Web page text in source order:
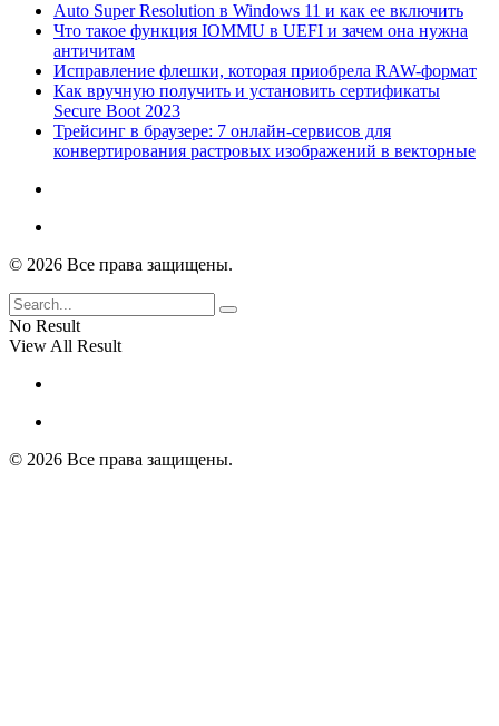
Auto Super Resolution в Windows 11 и как ее включить
Что такое функция IOMMU в UEFI и зачем она нужна
античитам
Исправление флешки, которая приобрела RAW-формат
Как вручную получить и установить сертификаты
Secure Boot 2023
Трейсинг в браузере: 7 онлайн-сервисов для
конвертирования растровых изображений в векторные
© 2026 Все права защищены.
No Result
View All Result
© 2026 Все права защищены.